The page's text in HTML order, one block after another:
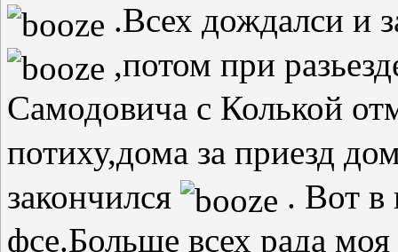
.Всех дождалси и
,потом при
Самодовича с Колькой
потиху,дома за приезд
закончился
. Вот в
фсе.Больше всех рада